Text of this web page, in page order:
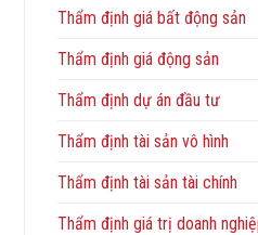
Thẩm định giá bất động sản
Thẩm định giá động sản
Thẩm định dự án đầu tư
Thẩm định tài sản vô hình
Thẩm định tài sản tài chính
Thẩm định giá trị doanh